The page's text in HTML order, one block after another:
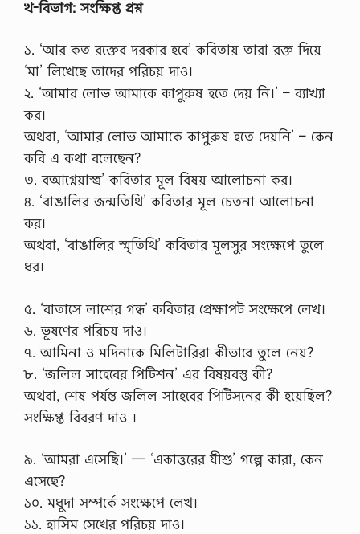
e
a
s
l
d
t
খ-বিভাগ: সংক্ষিপ্ত প্রশ্ন
১. ‘আর কত রক্তের দরকার হবে’ কবিতায় তারা রক্ত দিয়ে
‘মা’ লিখেছে তাদের পরিচয় দাও।
২. ‘আমার লোভ আমাকে কাপুরুষ হতে দেয় নি।’ – ব্যাখ্যা
কর।
অথবা, ‘আমার লোভ আমাকে কাপুরুষ হতে দেয়নি’ – কেন
কবি এ কথা বলেছেন?
৩. বআগ্নেয়াস্ত্র’ কবিতার মূল বিষয় আলোচনা কর।
৪. ‘বাঙালির জন্মতিথি’ কবিতার মূল চেতনা আলোচনা
কর।
অথবা, ‘বাঙালির স্মৃতিথি’ কবিতার মূলসুর সংক্ষেপে তুলে
ধর।
৫. ‘বাতাসে লাশের গন্ধ’ কবিতার প্রেক্ষাপট সংক্ষেপে লেখ।
৬. ভূষণের পরিচয় দাও।
৭. আমিনা ও মদিনাকে মিলিটারিরা কীভাবে তুলে নেয়?
৮. ‘জলিল সাহেবের পিটিশন’ এর বিষয়বস্তু কী?
অথবা, শেষ পর্যন্ত জলিল সাহেবের পিটিসনের কী হয়েছিল?
সংক্ষিপ্ত বিবরণ দাও ।
৯. ‘আমরা এসেছি।’ — ‘একাত্তরের যীশু’ গল্পে কারা, কেন
এসেছে?
১০. মধুদা সম্পর্কে সংক্ষেপে লেখ।
১১. হাসিম সেখের পরিচয় দাও।